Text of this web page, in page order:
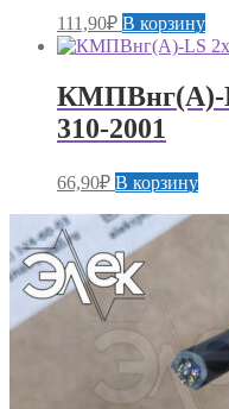
111,90₽ В корзину
КМПВнг(А)-
310-2001
66,90₽ В корзину